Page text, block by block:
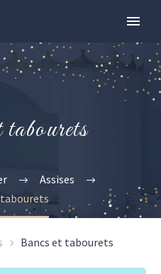
Assises
Bancs et tabourets